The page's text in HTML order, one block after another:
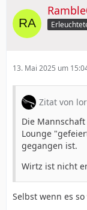
13. Mai 2025 um
Zitat von
Die
Lounge
gegangen ist.
Wirtz ist nicht
Selbst wenn es so